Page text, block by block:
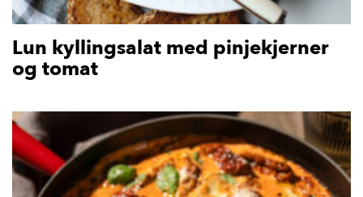
Lun kyllingsalat med pinjekjerner
og tomat